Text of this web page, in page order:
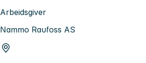
Arbeidsgiver
Nammo Raufoss AS